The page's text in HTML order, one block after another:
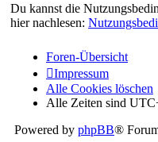
Du kannst die
hier nachlesen:
Foren-Übersicht
Impressum
Alle Cookies löschen
Alle Zeiten sind
Powered by phpBB®